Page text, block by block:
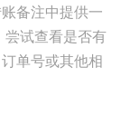
备注中提供一
尝试查看是否有
单号或其他相